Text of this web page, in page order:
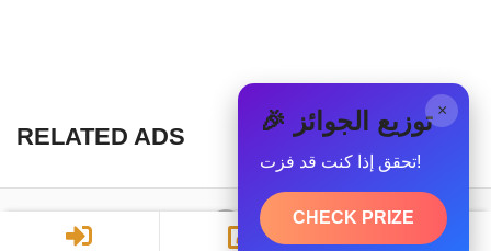
RELATED ADS
× 🎉 توزيع الجوائز
تحقق إذا كنت قد فزت!
CHECK PRIZE